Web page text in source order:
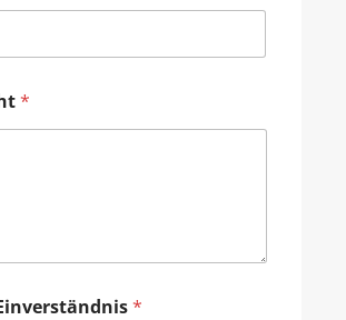
*
*